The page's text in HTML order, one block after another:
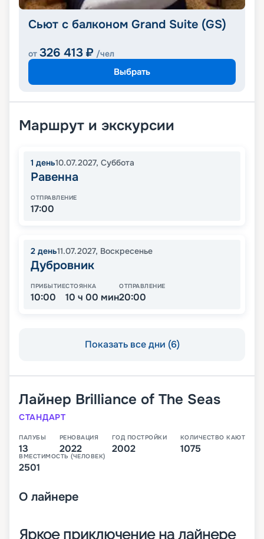
Сьют с балконом Grand Suite (GS)
от 326 413 ₽ /чел
Выбрать
Маршрут и экскурсии
1 день10.07.2027, Суббота
Равенна
ОТПРАВЛЕНИЕ
17:00
2 день11.07.2027, Воскресенье
Дубровник
ПРИБЫТИЕ
10:00
СТОЯНКА
10 ч 00 мин
ОТПРАВЛЕНИЕ
20:00
Показать все дни (6)
Лайнер Brilliance of The Seas
СТАНДАРТ
ПАЛУБЫ
13
РЕНОВАЦИЯ
2022
ГОД ПОСТРОЙКИ
2002
КОЛИЧЕСТВО КАЮТ
1075
ВМЕСТИМОСТЬ (ЧЕЛОВЕК)
2501
О лайнере
Яркое приключение на лайнере